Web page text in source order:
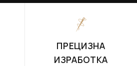
ПРЕЦИЗНА
ИЗРАБОТКА